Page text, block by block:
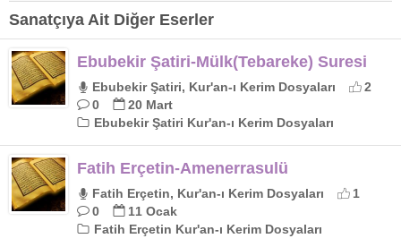
Sanatçıya Ait Diğer Eserler
Ebubekir Şatiri-Mülk(Tebareke) Suresi
Ebubekir Şatiri, Kur'an-ı Kerim Dosyaları
2
0
20 Mart
Ebubekir Şatiri Kur'an-ı Kerim Dosyaları
Fatih Erçetin-Amenerrasulü
Fatih Erçetin, Kur'an-ı Kerim Dosyaları
1
0
11 Ocak
Fatih Erçetin Kur'an-ı Kerim Dosyaları